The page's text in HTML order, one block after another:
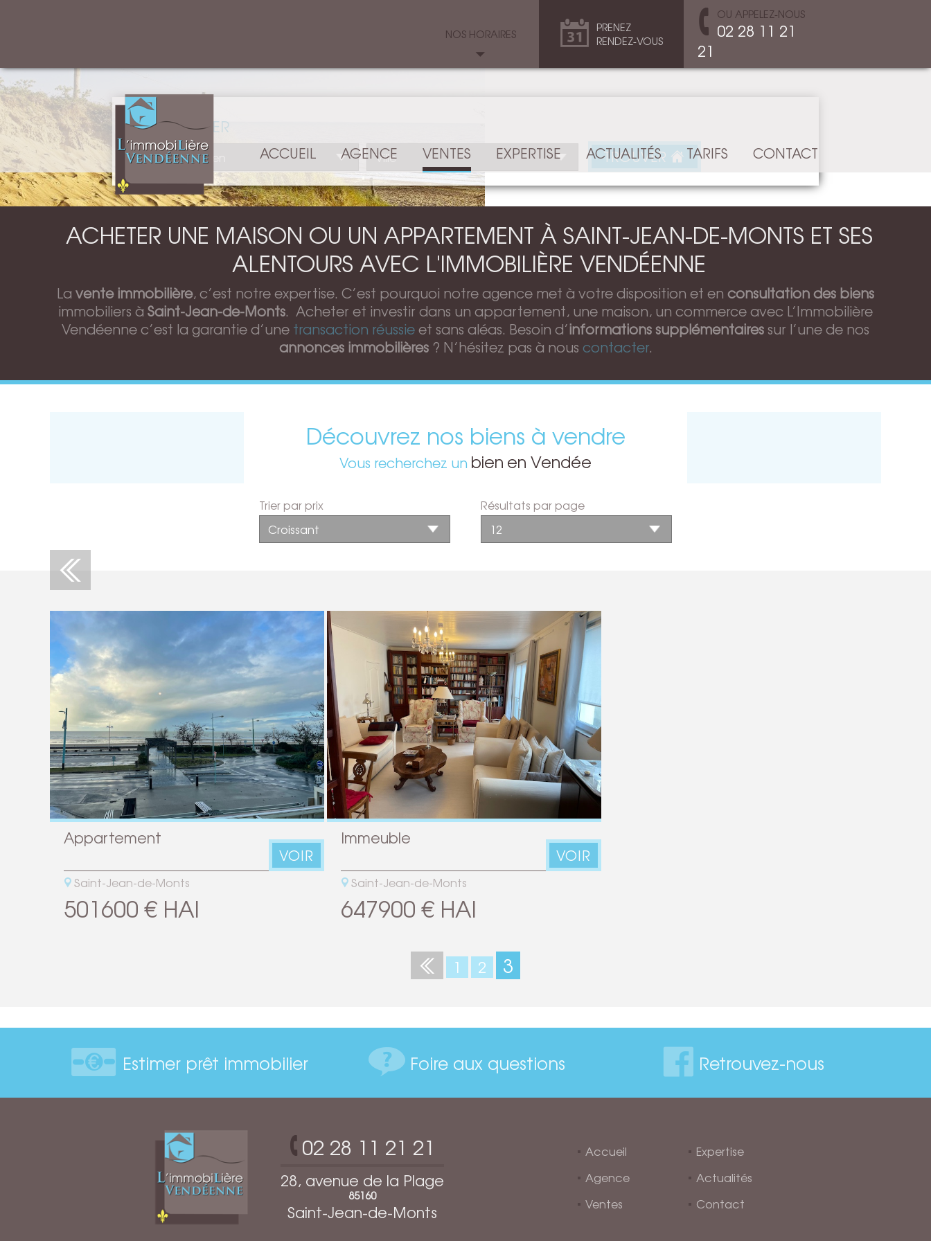
NOS HORAIRES
PRENEZ
RENDEZ-VOUS
OU APPELEZ-NOUS
02 28 11 21
21
ACCUEIL AGENCE VENTES EXPERTISE ACTUALITÉS TARIFS CONTACT
RECHERCHER
TROUVER
ACHETER UNE MAISON OU UN APPARTEMENT À SAINT-JEAN-DE-MONTS ET SES
ALENTOURS AVEC L'IMMOBILIÈRE VENDÉENNE
La vente immobilière, c’est notre expertise. C’est pourquoi notre agence met à votre disposition et en consultation des biens
immobiliers à Saint-Jean-de-Monts. Acheter et investir dans un appartement, une maison, un commerce avec L’Immobilière
Vendéenne c’est la garantie d’une transaction réussieet sans aléas. Besoin d’informations supplémentaires sur l’une de nos
annonces immobilières? N’hésitez pas à nous contacter.
Découvrez nos biens à vendre
Vous recherchez un bien en Vendée
Trier par prix Résultats par page
VOIR
Appartement
Saint-Jean-de-Monts
501600 € HAI
VOIR
Immeuble
Saint-Jean-de-Monts
647900 € HAI
1 2 3
Estimer prêt immobilier Foire aux questions Retrouvez-nous
02 28 11 21 21
28, avenue de la Plage
85160
Saint-Jean-de-Monts
Accueil
Agence
Ventes
Expertise
Actualités
Contact